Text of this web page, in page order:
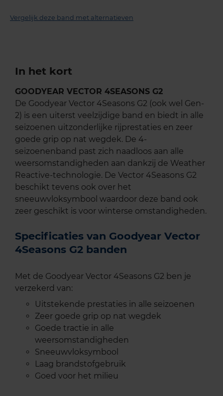
Vergelijk deze band met alternatieven
In het kort
GOODYEAR VECTOR 4SEASONS G2
De Goodyear Vector 4Seasons G2 (ook wel Gen-
2) is een uiterst veelzijdige band en biedt in alle
seizoenen uitzonderlijke rijprestaties en zeer
goede grip op nat wegdek. De 4-
seizoenenband past zich naadloos aan alle
weersomstandigheden aan dankzij de Weather
Reactive-technologie. De Vector 4Seasons G2
beschikt tevens ook over het
sneeuwvloksymbool waardoor deze band ook
zeer geschikt is voor winterse omstandigheden.
Specificaties van Goodyear Vector
4Seasons G2 banden
Met de Goodyear Vector 4Seasons G2 ben je
verzekerd van:
Uitstekende prestaties in alle seizoenen
Zeer goede grip op nat wegdek
Goede tractie in alle
weersomstandigheden
Sneeuwvloksymbool
Laag brandstofgebruik
Goed voor het milieu